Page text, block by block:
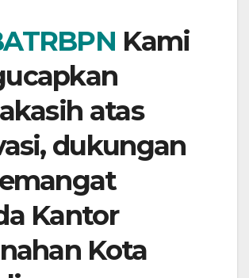
Kami
atas
dukungan
Kantor
Kota